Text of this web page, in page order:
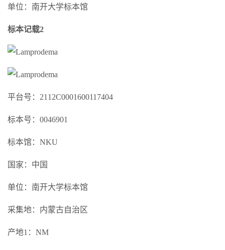
单位：南开大学标本馆
标本记载2
平台号：2112C0001600117404
标本号：0046901
标本馆：NKU
国家：中国
单位：南开大学标本馆
采集地：内蒙古自治区
产地1：NM